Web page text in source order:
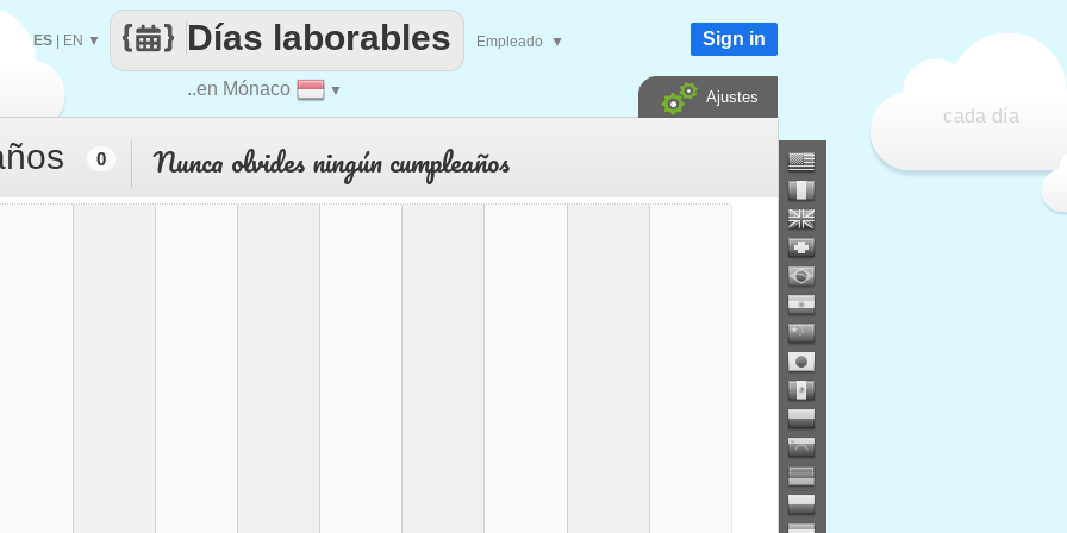
cada día
..en Mónaco ▼
Días laborables
ES EN ▼ Empleado ▼ Sign in
Ajustes
0 Nunca olvides ningún cumpleaños